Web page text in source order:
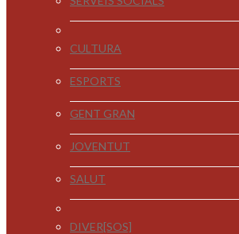
CULTURA
ESPORTS
GENT GRAN
JOVENTUT
SALUT
DIVER[SOS]